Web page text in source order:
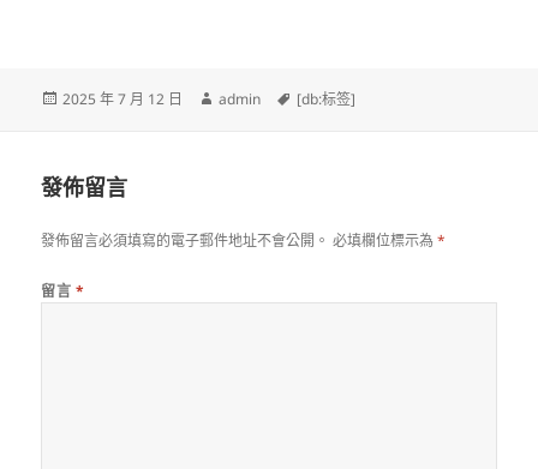
發
2025 年 7 月 12 日
作
admin
標
[db:标签]
發佈留言
發佈留言必須填寫的電子郵件地址不會公開。 必填欄位標示為*
留言 *